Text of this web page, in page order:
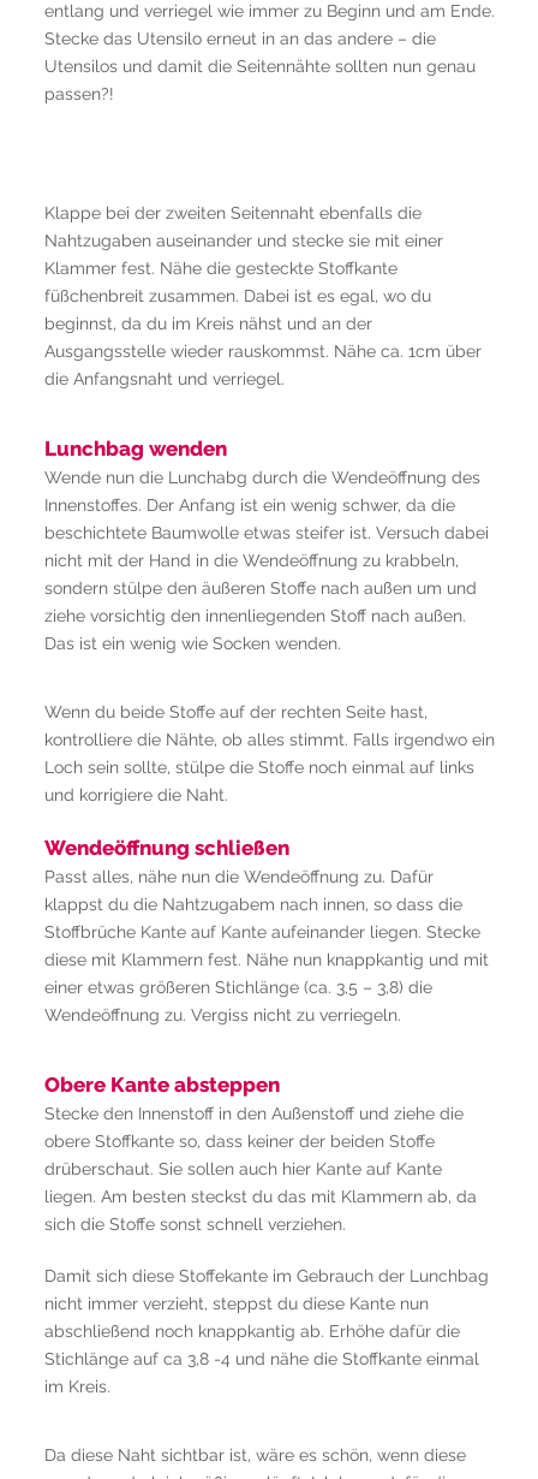
entlang und verriegel wie immer zu Beginn und am Ende.
Stecke das Utensilo erneut in an das andere – die
Utensilos und damit die Seitennähte sollten nun genau
passen?!
Klappe bei der zweiten Seitennaht ebenfalls die
Nahtzugaben auseinander und stecke sie mit einer
Klammer fest. Nähe die gesteckte Stoffkante
füßchenbreit zusammen. Dabei ist es egal, wo du
beginnst, da du im Kreis nähst und an der
Ausgangsstelle wieder rauskommst. Nähe ca. 1cm über
die Anfangsnaht und verriegel.
Lunchbag wenden
Wende nun die Lunchabg durch die Wendeöffnung des
Innenstoffes. Der Anfang ist ein wenig schwer, da die
beschichtete Baumwolle etwas steifer ist. Versuch dabei
nicht mit der Hand in die Wendeöffnung zu krabbeln,
sondern stülpe den äußeren Stoffe nach außen um und
ziehe vorsichtig den innenliegenden Stoff nach außen.
Das ist ein wenig wie Socken wenden.
Wenn du beide Stoffe auf der rechten Seite hast,
kontrolliere die Nähte, ob alles stimmt. Falls irgendwo ein
Loch sein sollte, stülpe die Stoffe noch einmal auf links
und korrigiere die Naht.
Wendeöffnung schließen
Passt alles, nähe nun die Wendeöffnung zu. Dafür
klappst du die Nahtzugabem nach innen, so dass die
Stoffbrüche Kante auf Kante aufeinander liegen. Stecke
diese mit Klammern fest. Nähe nun knappkantig und mit
einer etwas größeren Stichlänge (ca. 3,5 – 3,8) die
Wendeöffnung zu. Vergiss nicht zu verriegeln.
Obere Kante absteppen
Stecke den Innenstoff in den Außenstoff und ziehe die
obere Stoffkante so, dass keiner der beiden Stoffe
drüberschaut. Sie sollen auch hier Kante auf Kante
liegen. Am besten steckst du das mit Klammern ab, da
sich die Stoffe sonst schnell verziehen.
Damit sich diese Stoffekante im Gebrauch der Lunchbag
nicht immer verzieht, steppst du diese Kante nun
abschließend noch knappkantig ab. Erhöhe dafür die
Stichlänge auf ca 3,8 -4 und nähe die Stoffkante einmal
im Kreis.
Da diese Naht sichtbar ist, wäre es schön, wenn diese